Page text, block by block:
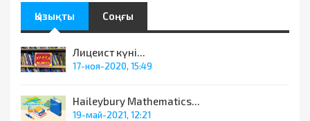
Қызықты Соңғы
Лицеист күні...
17-ноя-2020, 15:49
Haileybury Mathematics...
19-май-2021, 12:21